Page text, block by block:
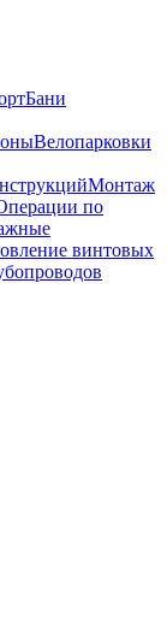
Бани
Велопарковки
Монтаж
по
винтовых